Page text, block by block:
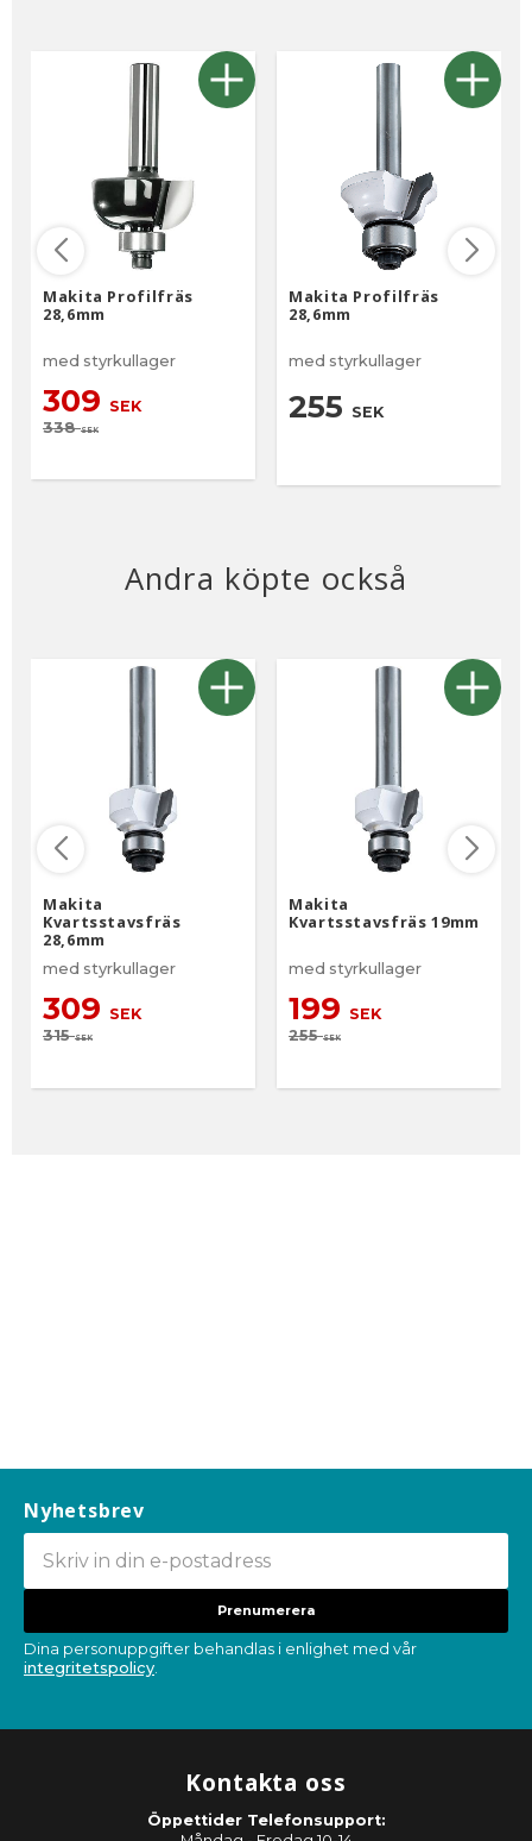
Makita Profilfräs
28,6mm
med styrkullager
309 SEK
338SEK
Makita Profilfräs
28,6mm
med styrkullager
255 SEK
Andra köpte också
Makita
Kvartsstavsfräs
28,6mm
med styrkullager
309 SEK
315SEK
Makita
Kvartsstavsfräs 19mm
med styrkullager
199 SEK
255SEK
Nyhetsbrev
Prenumerera
Dina personuppgifter behandlas i enlighet med vår
integritetspolicy.
Kontakta oss
Öppettider Telefonsupport: